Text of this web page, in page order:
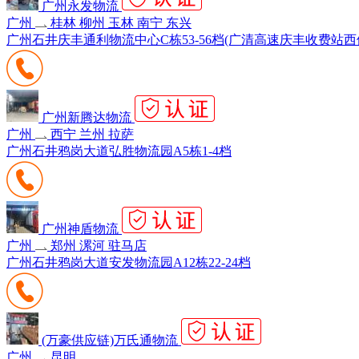
广州永发物流
广州
桂林 柳州 玉林 南宁 东兴
广州石井庆丰通利物流中心C栋53-56档(广清高速庆丰收费站西
广州新腾达物流
广州
西宁 兰州 拉萨
广州石井鸦岗大道弘胜物流园A5栋1-4档
广州神盾物流
广州
郑州 漯河 驻马店
广州石井鸦岗大道安发物流园A12栋22-24档
(万豪供应链)万氏通物流